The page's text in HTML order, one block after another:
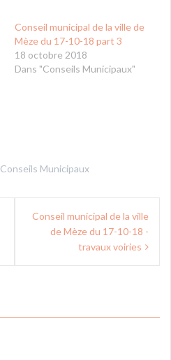
Conseil municipal de la ville de
Mèze du 17-10-18 part 3
18 octobre 2018
Dans "Conseils Municipaux"
Conseils Municipaux
Conseil municipal de la ville
de Mèze du 17-10-18 -
travaux voiries